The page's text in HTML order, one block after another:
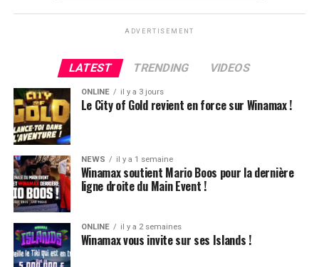
débloquées, trois au total, ils auront la chance de
tous les joueurs ITM prendront un vol direction la
grande finale accessible sans buy-in !
Plus d’infos sur la page dédiée de Winamax !
ADVERTISEMENT
LATEST TRENDING VIDEOS
ONLINE il y a 3 jours
Le City of Gold revient en force sur Winamax !
NEWS il y a 1 semaine
Winamax soutient Mario Boos pour la dernière
ligne droite du Main Event !
ONLINE il y a 2 semaines
Winamax vous invite sur ses Islands !